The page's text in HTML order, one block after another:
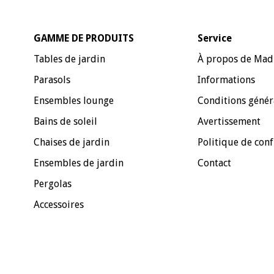
GAMME DE PRODUITS
Tables de jardin
Parasols
Ensembles lounge
Bains de soleil
Chaises de jardin
Ensembles de jardin
Pergolas
Accessoires
Service
À propos de
Informations
Conditions
Avertissement
Politique de
Contact